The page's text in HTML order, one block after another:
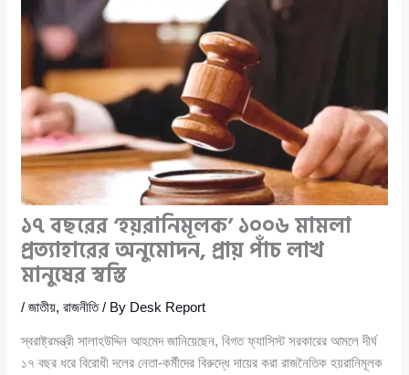
১৭ বছরের ‘হয়রানিমূলক’ ১০০৬ মামলা
প্রত্যাহারের অনুমোদন, প্রায় পাঁচ লাখ
মানুষের স্বস্তি
/জাতীয়,রাজনীতি/ By Desk Report
স্বরাষ্ট্রমন্ত্রী সালাহউদ্দিন আহমেদ জানিয়েছেন, বিগত ফ্যাসিস্ট সরকারের আমলে দীর্ঘ
১৭ বছর ধরে বিরোধী দলের নেতা-কর্মীদের বিরুদ্ধে দায়ের করা রাজনৈতিক হয়রানিমূলক